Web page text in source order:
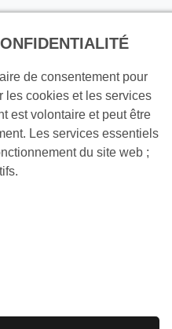
principal
pour
et stockage de
de consentement pour
les cookies et les services
est volontaire et peut être
Les services essentiels
du site web ;